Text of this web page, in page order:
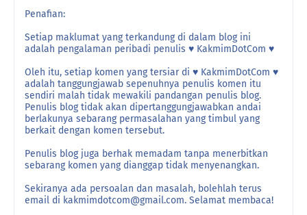
Penafian:
Setiap maklumat yang terkandung di dalam blog ini
adalah pengalaman peribadi penulis ♥ KakmimDotCom ♥
Oleh itu, setiap komen yang tersiar di ♥ KakmimDotCom ♥
adalah tanggungjawab sepenuhnya penulis komen itu
sendiri malah tidak mewakili pandangan penulis blog.
Penulis blog tidak akan dipertanggungjawabkan andai
berlakunya sebarang permasalahan yang timbul yang
berkait dengan komen tersebut.
Penulis blog juga berhak memadam tanpa menerbitkan
sebarang komen yang dianggap tidak menyenangkan.
Sekiranya ada persoalan dan masalah, bolehlah terus
email di kakmimdotcom@gmail.com. Selamat membaca!